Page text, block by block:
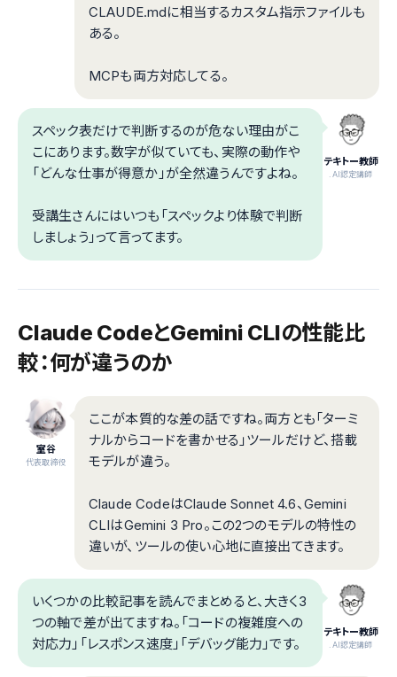
CLAUDE.mdに相当するカスタム指示ファイルも
ある。
MCPも両方対応してる。
テキトー教師
.AI認定講師
スペック表だけで判断するのが危ない理由がこ
こにあります。数字が似ていても、実際の動作や
「どんな仕事が得意か」が全然違うんですよね。
受講生さんにはいつも「スペックより体験で判断
しましょう」って言ってます。
Claude CodeとGemini CLIの性能比
較：何が違うのか
室谷
代表取締役
ここが本質的な差の話ですね。両方とも「ターミ
ナルからコードを書かせる」ツールだけど、搭載
モデルが違う。
Claude CodeはClaude Sonnet 4.6、Gemini
CLIはGemini 3 Pro。この2つのモデルの特性の
違いが、ツールの使い心地に直接出てきます。
テキトー教師
.AI認定講師
いくつかの比較記事を読んでまとめると、大きく3
つの軸で差が出てますね。「コードの複雑度への
対応力」「レスポンス速度」「デバッグ能力」です。